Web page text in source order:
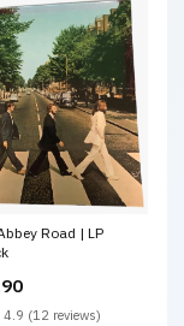
Road | LP
4.9 (12 reviews)